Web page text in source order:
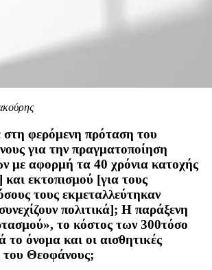
στη φερόμενη πρόταση του
για την πραγματοποίηση
με αφορμή τα 40 χρόνια κατοχής
και εκτοπισμού [για τους
τους εκμεταλλεύτηκαν
πολιτικά]; Η παράξενη
το κόστος των 300τόσο
το όνομα και οι αισθητικές
Θεοφάνους;